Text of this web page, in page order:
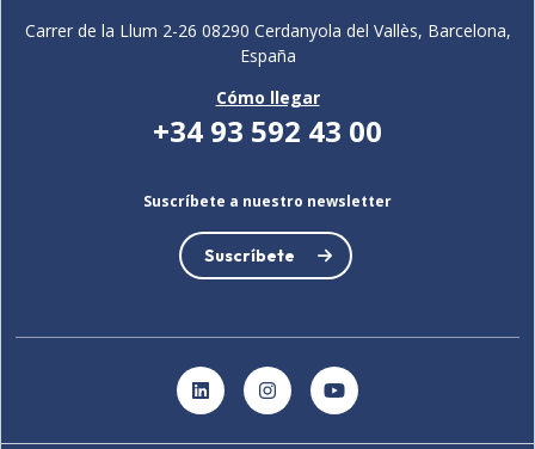
Carrer de la Llum 2-26 08290 Cerdanyola del Vallès, Barcelona,
España
Cómo llegar
+34 93 592 43 00
Suscríbete a nuestro newsletter
Suscríbete
LinkedInInstagramYouTube